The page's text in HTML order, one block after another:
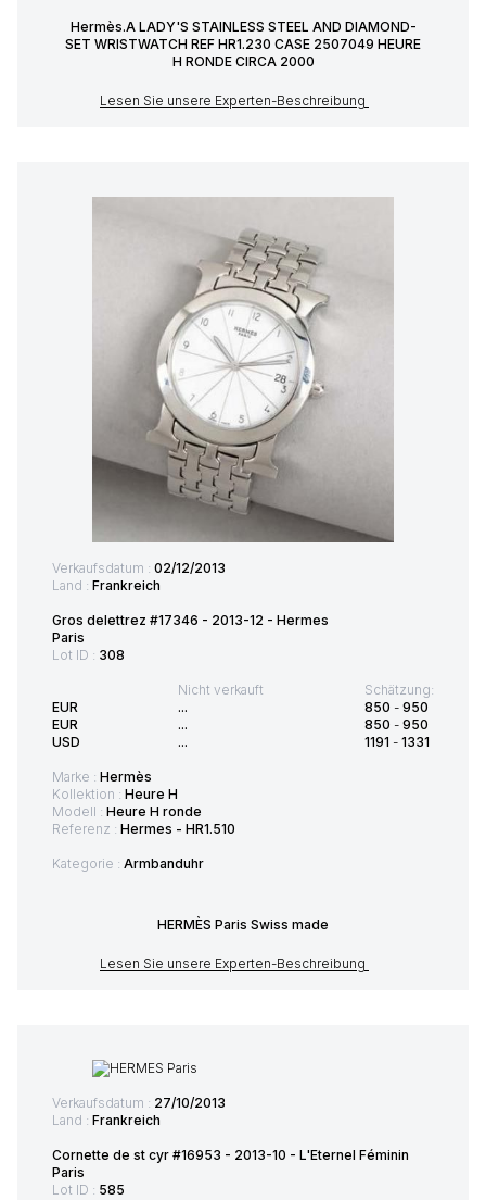
Hermès.A LADY'S STAINLESS STEEL AND DIAMOND-
SET WRISTWATCH REF HR1.230 CASE 2507049 HEURE
H RONDE CIRCA 2000
Lesen Sie unsere Experten-Beschreibung
Verkaufsdatum : 02/12/2013
Land : Frankreich
Gros delettrez #17346 - 2013-12 - Hermes
Paris
Lot ID : 308
EUR
EUR
USD
Nicht verkauft
...
...
...
Schätzung:
850 - 950
850 - 950
1191 - 1331
Marke : Hermès
Kollektion : Heure H
Modell : Heure H ronde
Referenz : Hermes - HR1.510
Kategorie : Armbanduhr
HERMÈS Paris Swiss made
Lesen Sie unsere Experten-Beschreibung
Verkaufsdatum : 27/10/2013
Land : Frankreich
Cornette de st cyr #16953 - 2013-10 - L'Eternel Féminin
Paris
Lot ID : 585